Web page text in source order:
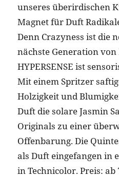
unseres überirdischen
Magnet für Duft
Denn Crazyness ist die
nächste Generation
HYPERSENSE ist
Mit einem Spritzer
Holzigkeit und
Duft die solare Jasmin
Originals zu einer
Offenbarung. Die
als Duft eingefangen in
in Technicolor. Preis: